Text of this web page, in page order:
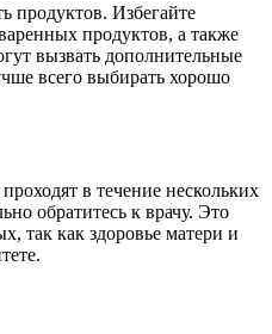
продуктов. Избегайте
продуктов, а также
вызвать дополнительные
всего выбирать хорошо
в течение нескольких
обратитесь к врачу. Это
так как здоровье матери и